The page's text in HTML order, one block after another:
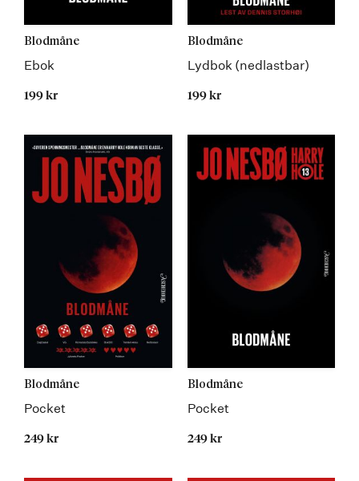
Blodmåne
Ebok
199 kr
Blodmåne
Lydbok (nedlastbar)
199 kr
Blodmåne
Pocket
249 kr
Blodmåne
Pocket
249 kr